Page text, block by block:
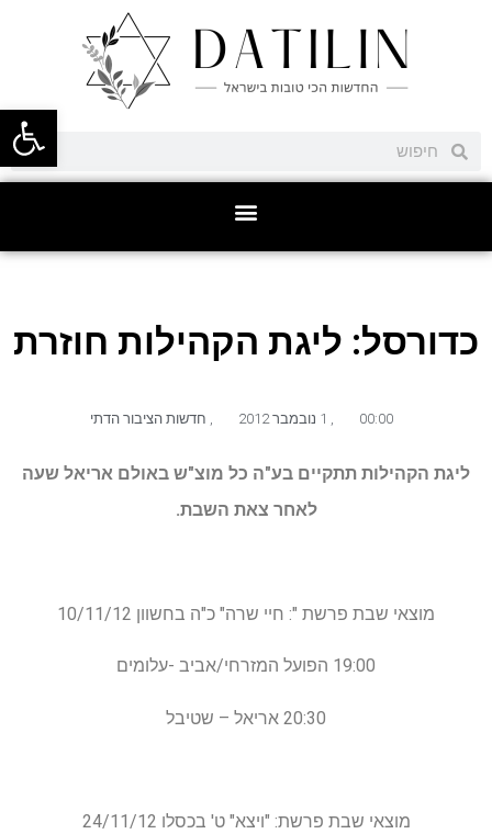
פתח
כדורסל: ליגת הקהילות חוזרת
00:00
,
, חדשות הציבור הדתי
ליגת הקהילות תתקיים בע"ה כל מוצ"ש באולם אריאל שעה
לאחר צאת השבת.
מוצאי שבת פרשת ": חיי שרה" כ"ה בחשוון 10/11/12
19:00 הפועל המזרחי/אביב -עלומים
20:30 אריאל – שטיבל
מוצאי שבת פרשת: "ויצא" ט' בכסלו 24/11/12